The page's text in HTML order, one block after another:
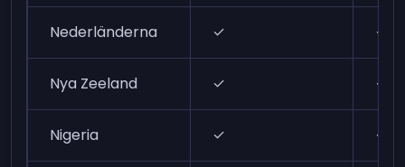
Nederländerna ✓ ✓
Nya Zeeland ✓ ✓
Nigeria ✓ ✓